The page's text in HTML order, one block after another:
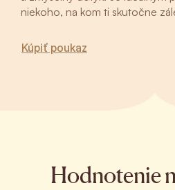
niekoho, na kom ti skutočne
Kúpiť poukaz
Hodnotenie